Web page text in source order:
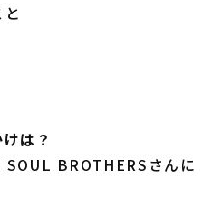
は？
BROTHERSさんに